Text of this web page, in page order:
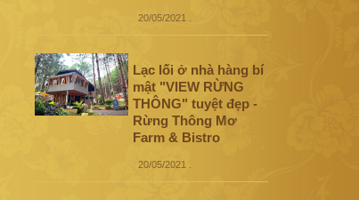
20/05/2021
Lạc lối ở nhà hàng bí
mật "VIEW RỪNG
THÔNG" tuyệt đẹp -
Rừng Thông Mơ
Farm & Bistro
20/05/2021